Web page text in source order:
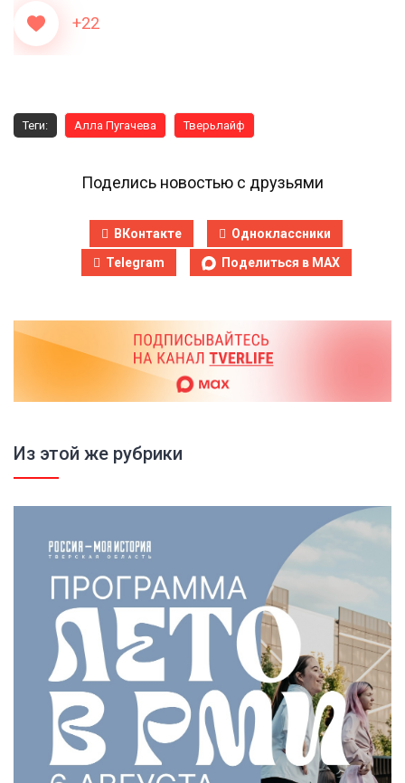
+22
Теги: Алла Пугачева Тверьлайф
Поделись новостью с друзьями
ВКонтакте
Одноклассники
Telegram
Поделиться в MAX
Из этой же рубрики